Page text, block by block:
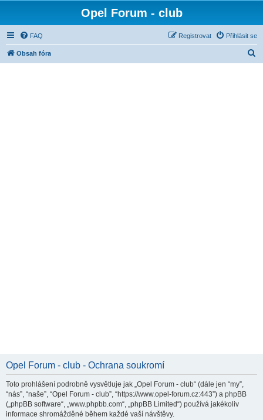
Opel Forum - club
FAQ Přihlásit se
Registrovat
Obsah fóra
Opel Forum - club - Ochrana soukromí
Toto prohlášení podrobně vysvětluje jak „Opel Forum - club“ (dále jen “my”,
“nás”, “naše”, “Opel Forum - club”, “https://www.opel-forum.cz:443”) a phpBB
(„phpBB software“, „www.phpbb.com“, „phpBB Limited“) používá jakékoliv
informace shromážděné během každé vaší návštěvy.